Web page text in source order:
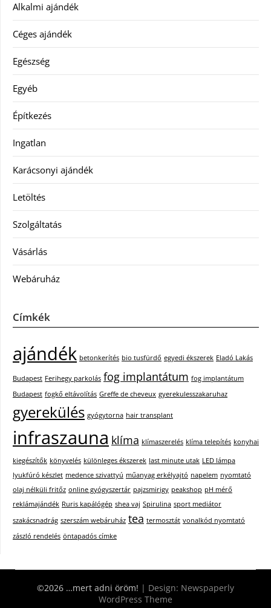
Alkalmi ajándék
Céges ajándék
Egészség
Egyéb
Építkezés
Ingatlan
Karácsonyi ajándék
Letöltés
Szolgáltatás
Vásárlás
Webáruház
Címkék
ajándék betonkerítés bio tusfürdő egyedi ékszerek Eladó Lakás
Budapest Ferihegy parkolás fog implantátum fog implantátum
Budapest fogkő eltávolítás Greffe de cheveux gyerekulesszakaruhaz
gyerekülés gyógytorna hair transplant
infraszauna klíma klímaszerelés klíma telepítés konyhai
kiegészítők könyvelés különleges ékszerek last minute utak LED lámpa
lyukfúró készlet medence szivattyú műanyag erkélyajtó napelem nyomtató
olaj nélküli fritőz online gyógyszertár pajzsmirigy peakshop pH mérő
reklámajándék Ruris kapálógép shea vaj Spirulina sport mediátor
szakácsnadrág szerszám webáruház tea termosztát vonalkód nyomtató
zászló rendelés öntapadós címke
©2026 …mert adni öröm! | Design: Newspaperly
WordPress Theme